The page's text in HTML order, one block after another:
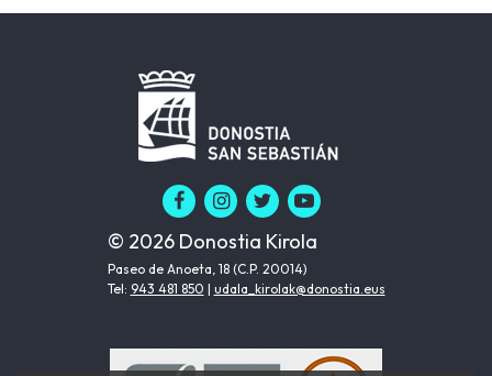
© 2026 Donostia Kirola
Paseo de Anoeta, 18 (C.P. 20014)
Tel: 943 481 850 | udala_kirolak@donostia.eus